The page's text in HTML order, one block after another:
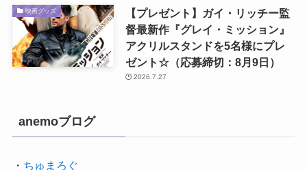
映画グッズ
【プレゼント】ガイ・リッチー監
督最新作『グレイ・ミッション』
アクリルスタンドを5名様にプレ
ゼント☆（応募締切：8月9日）
2026.7.27
anemoブログ
・ ちゅまろぐ